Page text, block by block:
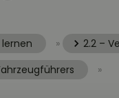
» 2.2 –
»